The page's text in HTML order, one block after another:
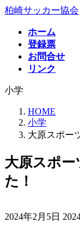
コ
ス
キ
ナ
ン
に
柏崎サッカー協会
ホーム
登録票
お問合せ
リンク
小学
HOME
小学
大原スポー
大原スポー
た！
2024年2月5日 終